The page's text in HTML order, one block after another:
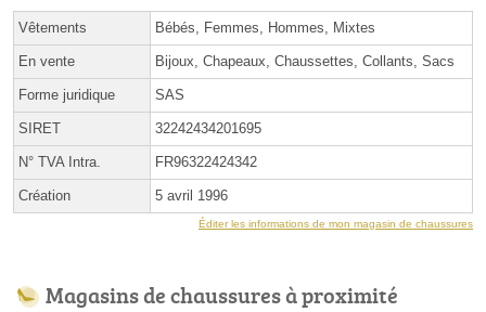
Vêtements Bébés, Femmes, Hommes, Mixtes
En vente Bijoux, Chapeaux, Chaussettes, Collants, Sacs
Forme juridique SAS
SIRET 32242434201695
N° TVA Intra. FR96322424342
Création 5 avril 1996
Éditer les informations de mon magasin de chaussures
Magasins de chaussures à proximité